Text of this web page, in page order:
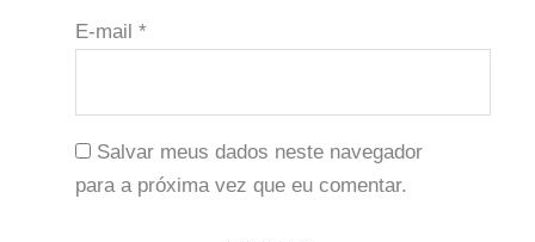
E-mail *
Salvar meus dados neste navegador
para a próxima vez que eu comentar.